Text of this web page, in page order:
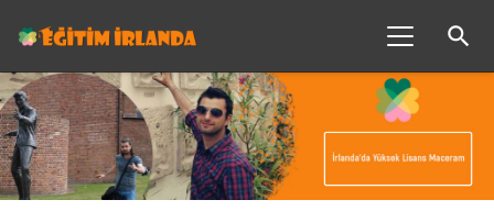
search